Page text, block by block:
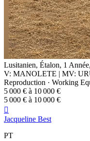
Lusitanien, Étalon, 1
V: MANOLETE | MV:
Reproduction · Working
5 000 € à 10 000 €
5 000 € à 10 000 €

Jacqueline Best
PT